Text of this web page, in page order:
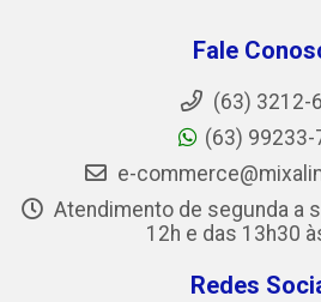
Fale
(63) 3212-
(63) 99233-
e-
Atendimento de segunda a
12h e das 13h30
Redes